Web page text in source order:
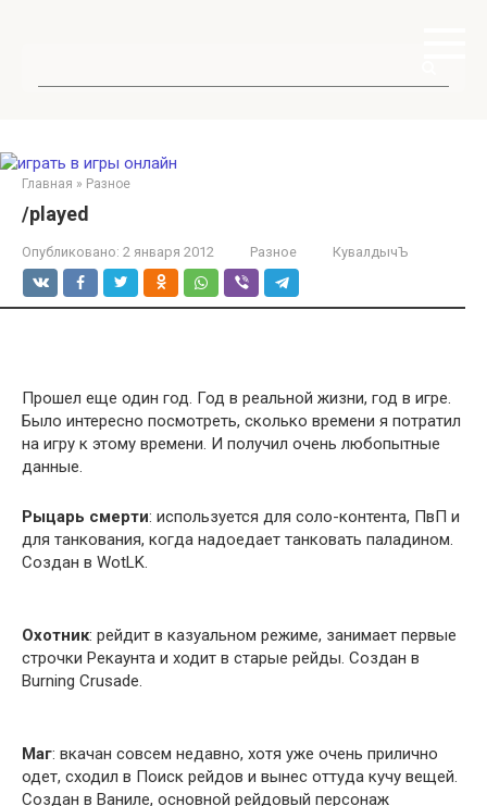
Главная » Разное
/played
Опубликовано: 2 января 2012 Разное КувалдычЪ
Прошел еще один год. Год в реальной жизни, год в игре.
Было интересно посмотреть, сколько времени я потратил
на игру к этому времени. И получил очень любопытные
данные.
Рыцарь смерти: используется для соло-контента, ПвП и
для танкования, когда надоедает танковать паладином.
Создан в WotLK.
Охотник: рейдит в казуальном режиме, занимает первые
строчки Рекаунта и ходит в старые рейды. Создан в
Burning Crusade.
Маг: вкачан совсем недавно, хотя уже очень прилично
одет, сходил в Поиск рейдов и вынес оттуда кучу вещей.
Создан в Ваниле, основной рейдовый персонаж